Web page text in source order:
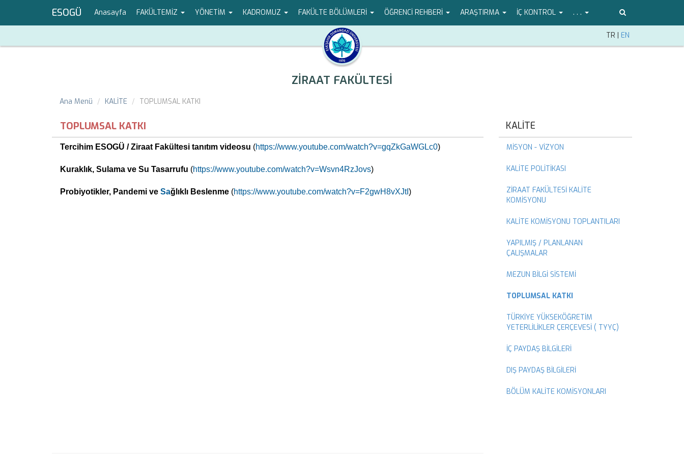
ESOGÜ Anasayfa FAKÜLTEMİZ YÖNETİM KADROMUZ FAKÜLTE BÖLÜMLERİ ÖĞRENCİ REHBERİ ARAŞTIRMA İÇ KONTROL . . .
TR | EN
ZİRAAT FAKÜLTESİ
Ana Menü KALİTE TOPLUMSAL KATKI
TOPLUMSAL KATKI
Tercihim ESOGÜ / Ziraat Fakültesi tanıtım videosu (https://www.youtube.com/watch?v=gqZkGaWGLc0)
Kuraklık, Sulama ve Su Tasarrufu (https://www.youtube.com/watch?v=Wsvn4RzJovs)
Probiyotikler, Pandemi ve Sağlıklı Beslenme (https://www.youtube.com/watch?v=F2gwH8vXJtI)
KALİTE
MİSYON - VİZYON
KALİTE POLİTİKASI
ZİRAAT FAKÜLTESİ KALİTE
KOMİSYONU
KALİTE KOMİSYONU TOPLANTILARI
YAPILMIŞ / PLANLANAN
ÇALIŞMALAR
MEZUN BİLGİ SİSTEMİ
TOPLUMSAL KATKI
TÜRKİYE YÜKSEKÖĞRETİM
YETERLİLİKLER ÇERÇEVESİ ( TYYÇ)
İÇ PAYDAŞ BİLGİLERİ
DIŞ PAYDAŞ BİLGİLERİ
BÖLÜM KALİTE KOMİSYONLARI